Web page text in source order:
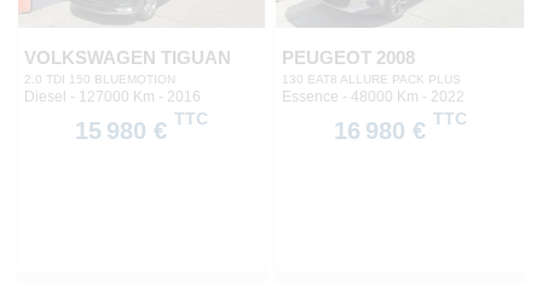
VOLKSWAGEN TIGUAN
2.0 TDI 150 BLUEMOTION
Diesel - 127000 Km - 2016
15 980 € TTC
PEUGEOT 2008
130 EAT8 ALLURE PACK PLUS
Essence - 48000 Km - 2022
16 980 € TTC